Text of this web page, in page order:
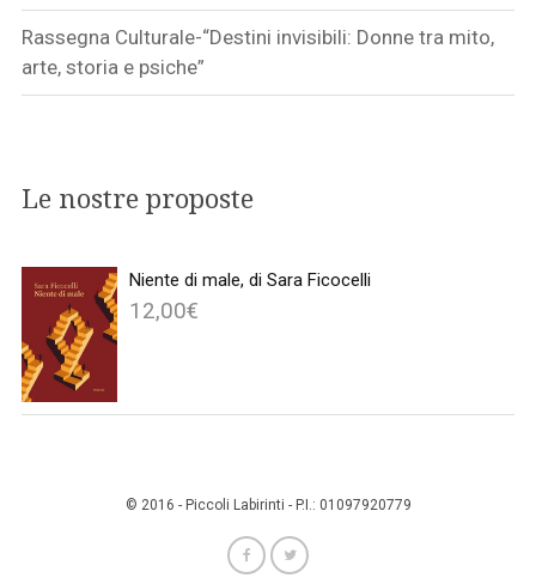
Rassegna Culturale-“Destini invisibili: Donne tra mito,
arte, storia e psiche”
Le nostre proposte
Niente di male, di Sara Ficocelli
12,00€
© 2016 - Piccoli Labirinti - P.I.: 01097920779